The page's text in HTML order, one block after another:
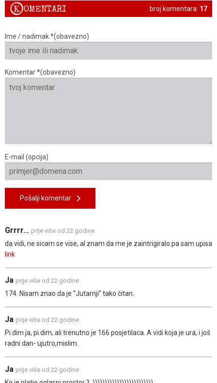
broj komentara: 17
KOMENTARI
Ime / nadimak *(obavezno)
Komentar *(obavezno)
E-mail (opcija)
Pošalji komentar
Grrrr... prije više od 22 godine
da vidi, ne sicam se vise, al znam da me je zaintrigiralo pa sam upisa
link
Ja prije više od 22 godine
174. Nisam znao da je ''Jutarnji'' tako čitan.
Ja prije više od 22 godine
Pi.dim ja, pi.dim, ali trenutno je 166 posjetilaca. A vidi koja je ura, i još
radni dan- ujutro,mislim.
Ja prije više od 22 godine